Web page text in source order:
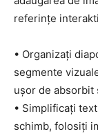
referințe
• Organizați
segmente
ușor de absorbit
• Simplificați
schimb, folosiți